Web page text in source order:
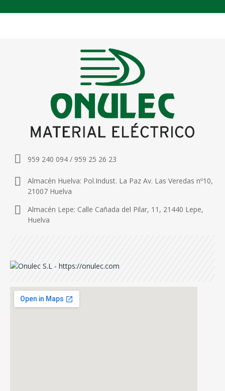
959 240 094 / 959 25 26 23
Almacén Huelva: Pol.Indust. La Paz Av. Las Veredas nº10,
21007 Huelva
Almacén Lepe: Calle Cañada del Pilar, 11, 21440 Lepe,
Huelva